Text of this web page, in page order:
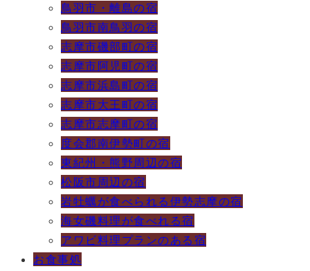
鳥羽市・離島の宿
鳥羽市南鳥羽の宿
志摩市磯部町の宿
志摩市阿児町の宿
志摩市浜島町の宿
志摩市大王町の宿
志摩市志摩町の宿
度会郡南伊勢町の宿
東紀州・熊野周辺の宿
松阪市周辺の宿
岩牡蠣が食べられる伊勢志摩の宿
海女磯料理が食べれる宿
アワビ料理プランのある宿
お食事処